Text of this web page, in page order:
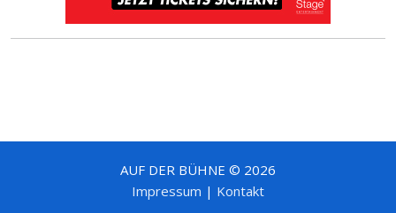
AUF DER BÜHNE © 2026
Impressum | Kontakt